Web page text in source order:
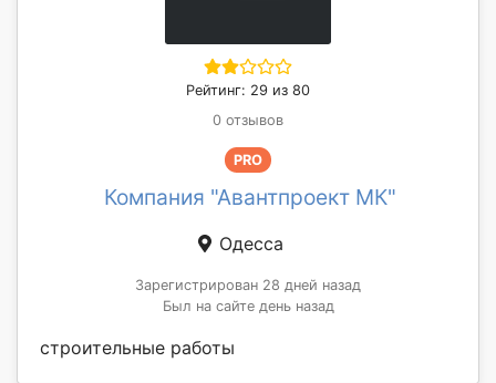
Рейтинг: 29 из 80
0 отзывов
PRO
Компания "Авантпроект МК"
Одесса
Зарегистрирован 28 дней назад
Был на сайте день назад
строительные работы